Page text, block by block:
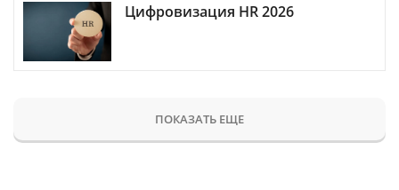
Цифровизация HR 2026
ПОКАЗАТЬ ЕЩЕ